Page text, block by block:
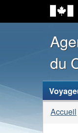
du
des
Vous
êtes
Accueil